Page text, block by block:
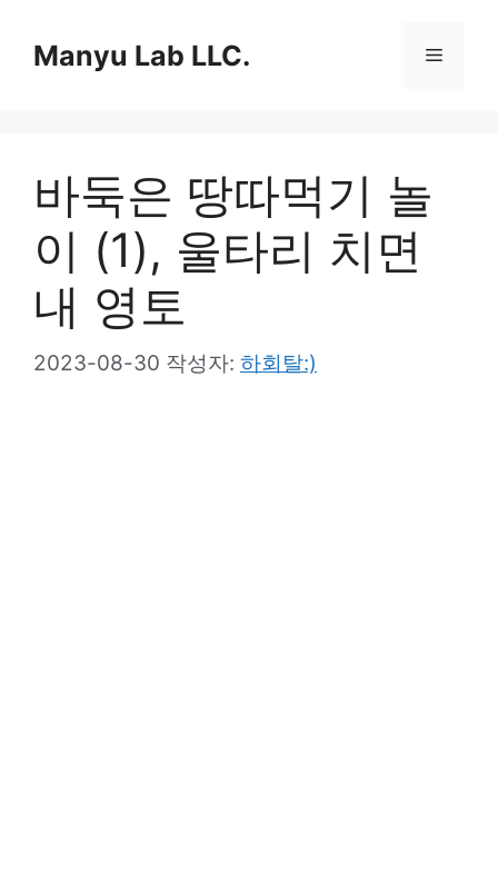
Manyu Lab LLC. 메
바둑은 땅따먹기 놀
이 (1), 울타리 치면
내 영토
2023-08-30 작성자: 하회탈:)